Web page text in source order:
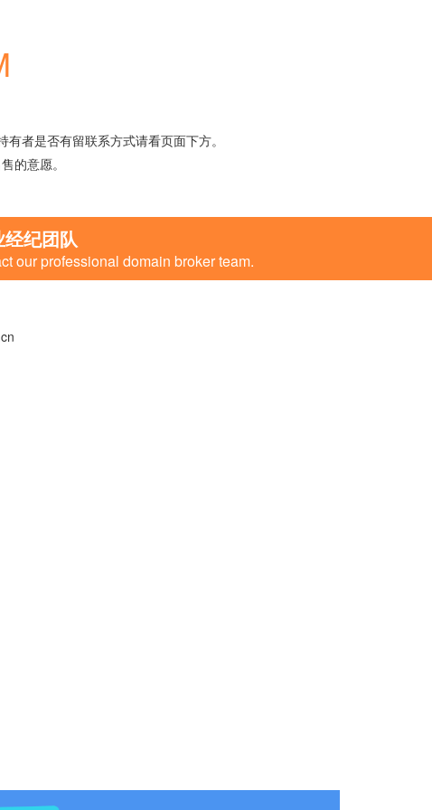
者是否有留联系方式请看页面下方。
的意愿。
纪团队
our professional domain broker team.